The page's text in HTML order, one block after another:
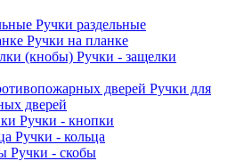
Ручки раздельные
Ручки на планке
Ручки - защелки
Ручки для
дверей
Ручки - кнопки
Ручки - кольца
Ручки - скобы